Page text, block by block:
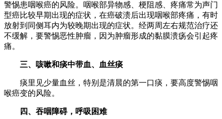
警惕患咽喉癌的风险。咽喉部异物感、梗阻感、疼痛常为声门
型癌比较早期出现的症状，在癌破溃后出现咽喉部疼痛，有时
放射到同侧耳内为较晚期出现的症状。经两周左右规范治疗还
不缓解，要警惕恶性肿瘤，因为肿瘤形成的黏膜溃疡会引起疼
痛。
三、咳嗽和痰中带血、血丝痰
痰里见少量血丝，特别是清晨的第一口痰，要高度警惕咽
喉癌变的风险。
四、吞咽障碍，呼吸困难